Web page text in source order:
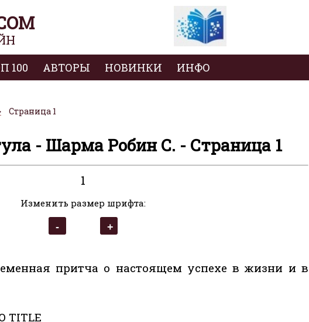
100 АВТОРЫ НОВИНКИ ИНФО
Страница 1
- Шарма Робин С. - Страница 1
1
Изменить размер шрифта:
притча о настоящем успехе в жизни и в
TITLE